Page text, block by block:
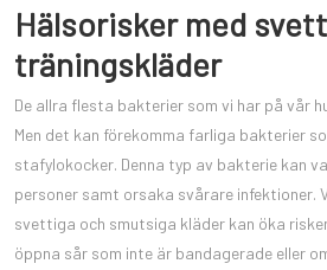
Hälsorisker med
träningskläder
De allra flesta bakterier som vi har på vår
Men det kan förekomma farliga bakterier
stafylokocker. Denna typ av bakterie kan
personer samt orsaka svårare infektioner.
svettiga och smutsiga kläder kan öka
öppna sår som inte är bandagerade eller